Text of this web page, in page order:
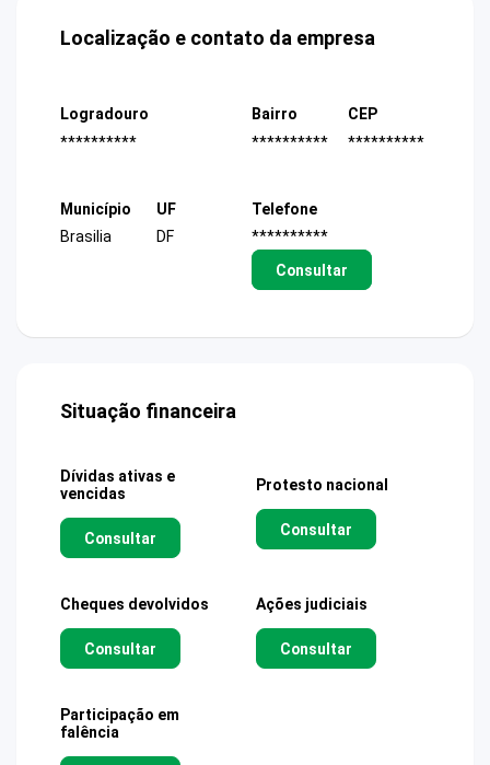
Localização e contato da empresa
Logradouro
**********
Bairro
**********
CEP
**********
Município
Brasilia
UF
DF
Telefone
**********
Consultar
Situação financeira
Dívidas ativas e
vencidas
Consultar
Protesto nacional
Consultar
Cheques devolvidos
Consultar
Ações judiciais
Consultar
Participação em
falência